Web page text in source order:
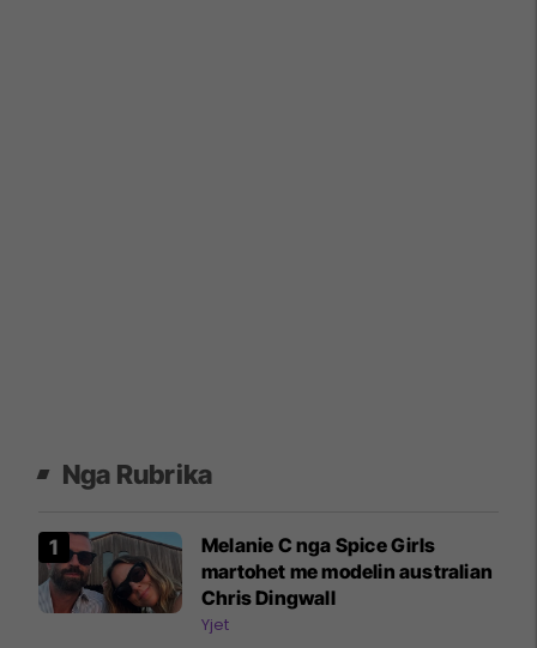
Nga Rubrika
Melanie C nga Spice Girls
martohet me modelin australian
Chris Dingwall
Yjet